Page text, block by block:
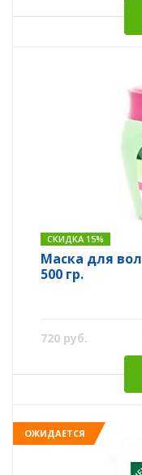
СКИДКА 15%
Маска для
500 гр.
720 руб.
ОЖИДАЕТСЯ